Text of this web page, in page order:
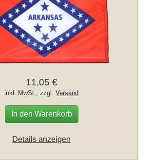
11,05 €
inkl. MwSt., zzgl.Versand
In den Warenkorb
Details anzeigen